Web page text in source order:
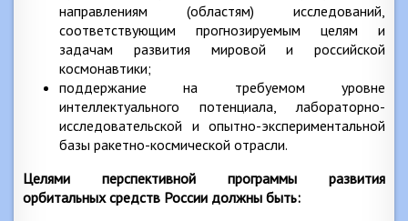
направлениям (областям) исследований,
соответствующим прогнозируемым целям и
задачам развития мировой и российской
космонавтики;
поддержание на требуемом уровне
интеллектуального потенциала, лабораторно-
исследовательской и опытно-экспериментальной
базы ракетно-космической отрасли.
Целями перспективной программы развития
орбитальных средств России должны быть: